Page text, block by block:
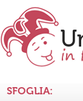
SFOGLIA: